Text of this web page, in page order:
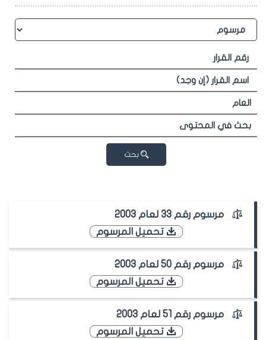
بحث
مرسوم رقم 33 لعام 2003
تحميل المرسوم
مرسوم رقم 50 لعام 2003
تحميل المرسوم
مرسوم رقم 51 لعام 2003
تحميل المرسوم